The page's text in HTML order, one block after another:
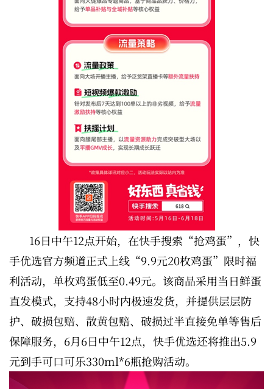
16日中午12点开始，在快手搜索“抢鸡蛋”，快
手优选官方频道正式上线“9.9元20枚鸡蛋”限时福
利活动，单枚鸡蛋低至0.49元。该商品采用当日鲜蛋
直发模式，支持48小时内极速发货，并提供层层防
护、破损包赔、散黄包赔、破损过半直接免单等售后
保障服务，6月6日中午12点，快手优选还将推出5.9
元到手可口可乐330ml*6瓶抢购活动。